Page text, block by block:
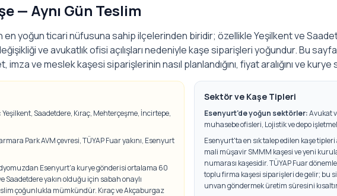
— Aynı Gün Teslim
yoğun ticari nüfusuna sahip ilçelerinden biridir; özellikle Yeşilkent ve
ve avukatlık ofisi açılışları nedeniyle kaşe siparişleri yoğundur. Bu sayfa
ve meslek kaşesi siparişlerinin nasıl planlandığını, fiyat aralığını ve
Yeşilkent, Saadetdere, Kıraç, Mehterçeşme, İncirtepe,
Park AVM çevresi, TÜYAP Fuar yakını, Esenyurt
Esenyurt'a kurye gönderisi ortalama 60
Saadetdere yakın olduğu için sabah onaylı
çoğunlukla mümkündür. Kıraç ve Akçaburgaz
Sektör ve Kaşe Tipleri
Esenyurt'de yoğun sektörler:Avukat
muhasebe ofisleri, Lojistik ve depo
Esenyurt'ta en sık talep edilen kaşe
mali müşavir SMMM kaşesi ve yeni
numarası kaşesidir. TÜYAP Fuar
toplu firma kaşesi siparişleri de gelir; bu
unvan göndermek üretim süresini